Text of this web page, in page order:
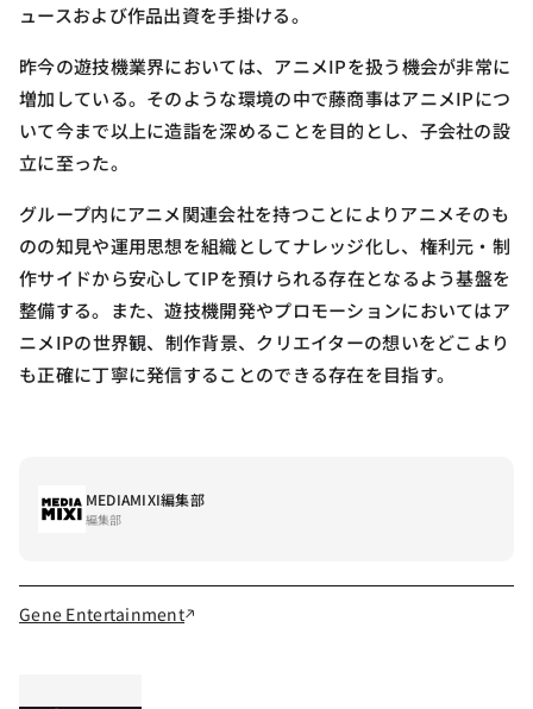
ュースおよび作品出資を手掛ける。
昨今の遊技機業界においては、アニメIPを扱う機会が非常に
増加している。そのような環境の中で藤商事はアニメIPにつ
いて今まで以上に造詣を深めることを目的とし、子会社の設
立に至った。
グループ内にアニメ関連会社を持つことによりアニメそのも
のの知見や運用思想を組織としてナレッジ化し、権利元・制
作サイドから安心してIPを預けられる存在となるよう基盤を
整備する。また、遊技機開発やプロモーションにおいてはア
ニメIPの世界観、制作背景、クリエイターの想いをどこより
も正確に丁寧に発信することのできる存在を目指す。
MEDIAMIXI編集部
編集部
Gene Entertainment